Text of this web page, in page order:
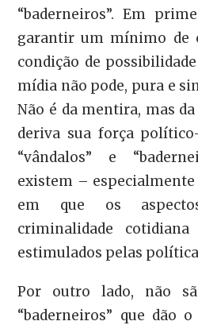
“baderneiros”. Em
garantir um mínimo de
condição de
mídia não pode, pura e
Não é da mentira, mas
deriva sua força
“vândalos” e
existem –
em que os
criminalidade
estimulados pelas
Por outro lado, não
“baderneiros” que dão